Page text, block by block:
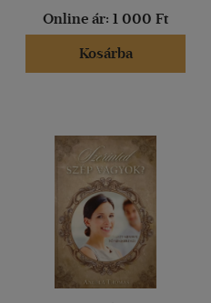
Online ár: 1 000 Ft
Kosárba